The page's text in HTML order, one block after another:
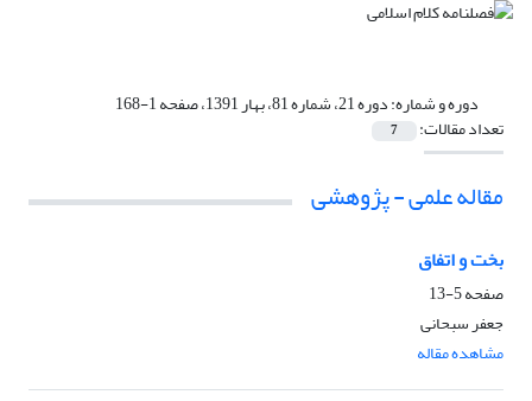
دوره و شماره:دوره 21، شماره 81، بهار 1391، صفحه 1-168
تعداد مقالات: 7
مقاله علمی - پژوهشی
بخت و اتفاق
صفحه5-13
جعفر سبحانی
مشاهده مقاله